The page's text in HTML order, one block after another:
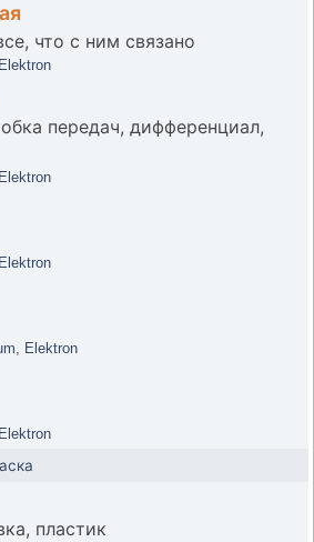
что с ним связано
Elektron
передач, дифференциал,
Elektron
Elektron
, Elektron
Elektron
пластик